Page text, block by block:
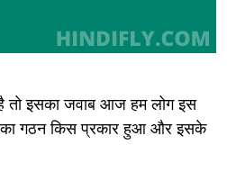
इसका जवाब आज हम लोग इस
गठन किस प्रकार हुआ और इसके